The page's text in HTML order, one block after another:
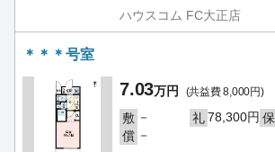
ハウスコム FC大正店
＊＊＊号室
7.03万円 (共益費 8,000円)
敷 － 礼78,300円 保
償 －